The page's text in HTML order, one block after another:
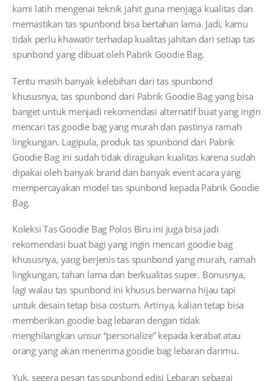
kami latih mengenai teknik jahit guna menjaga kualitas dan
memastikan tas spunbond bisa bertahan lama. Jadi, kamu
tidak perlu khawatir terhadap kualitas jahitan dari setiap tas
spunbond yang dibuat oleh Pabrik Goodie Bag.
Tentu masih banyak kelebihan dari tas spunbond
khususnya, tas spunbond dari Pabrik Goodie Bag yang bisa
banget untuk menjadi rekomendasi alternatif buat yang ingin
mencari tas goodie bag yang murah dan pastinya ramah
lingkungan. Lagipula, produk tas spunbond dari Pabrik
Goodie Bag ini sudah tidak diragukan kualitas karena sudah
dipakai oleh banyak brand dan banyak event acara yang
mempercayakan model tas spunbond kepada Pabrik Goodie
Bag.
Koleksi Tas Goodie Bag Polos Biru ini juga bisa jadi
rekomendasi buat bagi yang ingin mencari goodie bag
khususnya, yang berjenis tas spunbond yang murah, ramah
lingkungan, tahan lama dan berkualitas super. Bonusnya,
lagi walau tas spunbond ini khusus berwarna hijau tapi
untuk desain tetap bisa costum. Artinya, kalian tetap bisa
memberikan goodie bag lebaran dengan tidak
menghilangkan unsur “personalize” kepada kerabat atau
orang yang akan menerima goodie bag lebaran darimu.
Yuk, segera pesan tas spunbond edisi Lebaran sebagai